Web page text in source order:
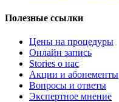
Полезные ссылки
Цены на процедуры
Онлайн запись
Stories о нас
Акции и абонементы
Вопросы и ответы
Экспертное мнение